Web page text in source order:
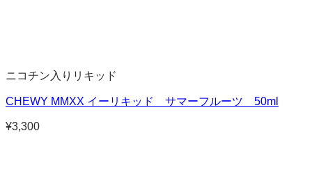
ニコチン入りリキッド
CHEWY MMXX イーリキッド サマーフルーツ 50ml
¥3,300